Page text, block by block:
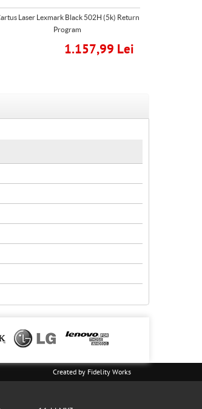
Laser Lexmark Black 502H (5k) Return
Program
1.157,99 Lei
Created by Fidelity Works